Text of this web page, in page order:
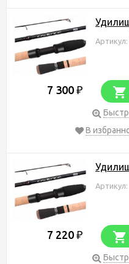
Артикул:
7 300 ₽
В
7 220 ₽